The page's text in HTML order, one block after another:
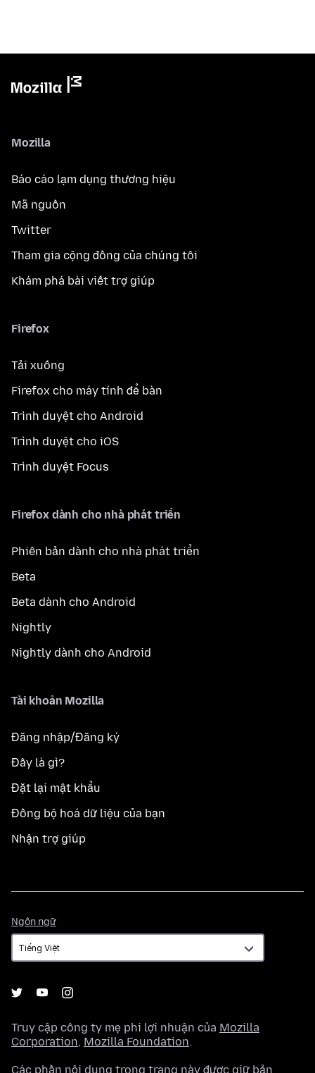
Mozilla
Báo cáo lạm dụng thương hiệu
Mã nguồn
Twitter
Tham gia cộng đồng của chúng tôi
Khám phá bài viết trợ giúp
Firefox
Tải xuống
Firefox cho máy tính để bàn
Trình duyệt cho Android
Trình duyệt cho iOS
Trình duyệt Focus
Firefox dành cho nhà phát triển
Phiên bản dành cho nhà phát triển
Beta
Beta dành cho Android
Nightly
Nightly dành cho Android
Tài khoản Mozilla
Đăng nhập/Đăng ký
Đây là gì?
Đặt lại mật khẩu
Đồng bộ hoá dữ liệu của bạn
Nhận trợ giúp
Ngôn ngữ
ngữ
Truy cập công ty mẹ phi lợi nhuận của Mozilla
Corporation, Mozilla Foundation.
Các phần nội dung trong trang này được giữ bản